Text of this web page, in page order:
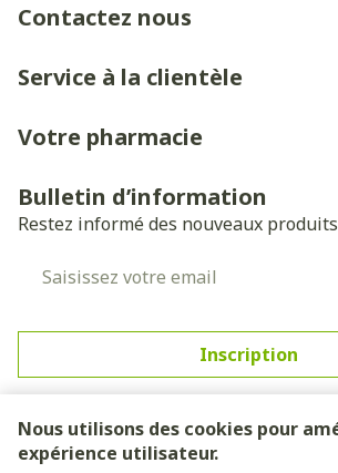
Nous utilisons des cookies pour
expérience utilisateur.
Contactez nous
Service à la clientèle
Votre pharmacie
Bulletin d’information
Restez informé des nouveaux
Inscription
En cliquant sur s'abonner, vous vous
newsletter et acceptez notrepolitique de